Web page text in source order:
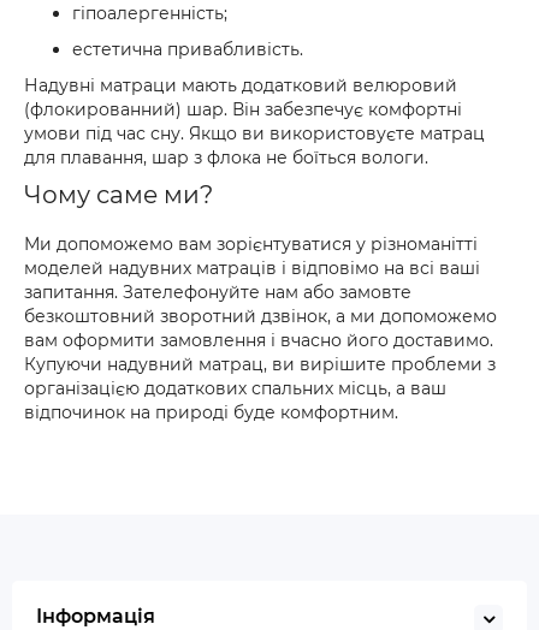
гіпоалергенність;
естетична привабливість.
Надувні матраци мають додатковий велюровий
(флокированний) шар. Він забезпечує комфортні
умови під час сну. Якщо ви використовуєте матрац
для плавання, шар з флока не боїться вологи.
Чому саме ми?
Ми допоможемо вам зорієнтуватися у різноманітті
моделей надувних матраців і відповімо на всі ваші
запитання. Зателефонуйте нам або замовте
безкоштовний зворотний дзвінок, а ми допоможемо
вам оформити замовлення і вчасно його доставимо.
Купуючи надувний матрац, ви вирішите проблеми з
організацією додаткових спальних місць, а ваш
відпочинок на природі буде комфортним.
Інформація